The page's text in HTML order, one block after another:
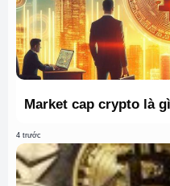
Market cap crypto là
4 trước